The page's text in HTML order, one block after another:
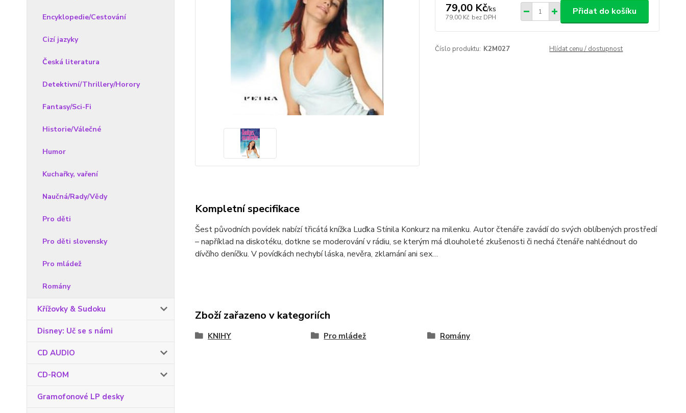
Encyklopedie/Cestování
Cizí jazyky
Česká literatura
Detektivní/Thrillery/Horory
Fantasy/Sci-Fi
Historie/Válečné
Humor
Kuchařky, vaření
Naučná/Rady/Vědy
Pro děti
Pro děti slovensky
Pro mládež
Romány
Křížovky & Sudoku
Disney: Uč se s námi
CD AUDIO
CD-ROM
Gramofonové LP desky
79,00 Kč/ks
79,00 Kč bez DPH
Přidat do košíku
Číslo produktu: K2M027 Hlídat cenu / dostupnost
Kompletní specifikace
Šest původních povídek nabízí třicátá knížka Luďka Stínila Konkurz na milenku. Autor čtenáře zavádí do svých oblíbených prostředí
– například na diskotéku, dotkne se moderování v rádiu, se kterým má dlouholeté zkušenosti či nechá čtenáře nahlédnout do
dívčího deníčku. V povídkách nechybí láska, nevěra, zklamání ani sex…
Zboží zařazeno v kategoriích
KNIHY Pro mládež Romány